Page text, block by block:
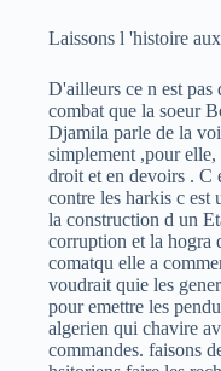
Laissons l 'histoire
D'ailleurs ce n est pas
combat que la soeur
Djamila parle de la
simplement ,pour elle,
droit et en devoirs . C
contre les harkis c est
la construction d un
corruption et la hogra
comatqu elle a
voudrait quie les
pour emettre les
algerien qui chavire
commandes. faisons